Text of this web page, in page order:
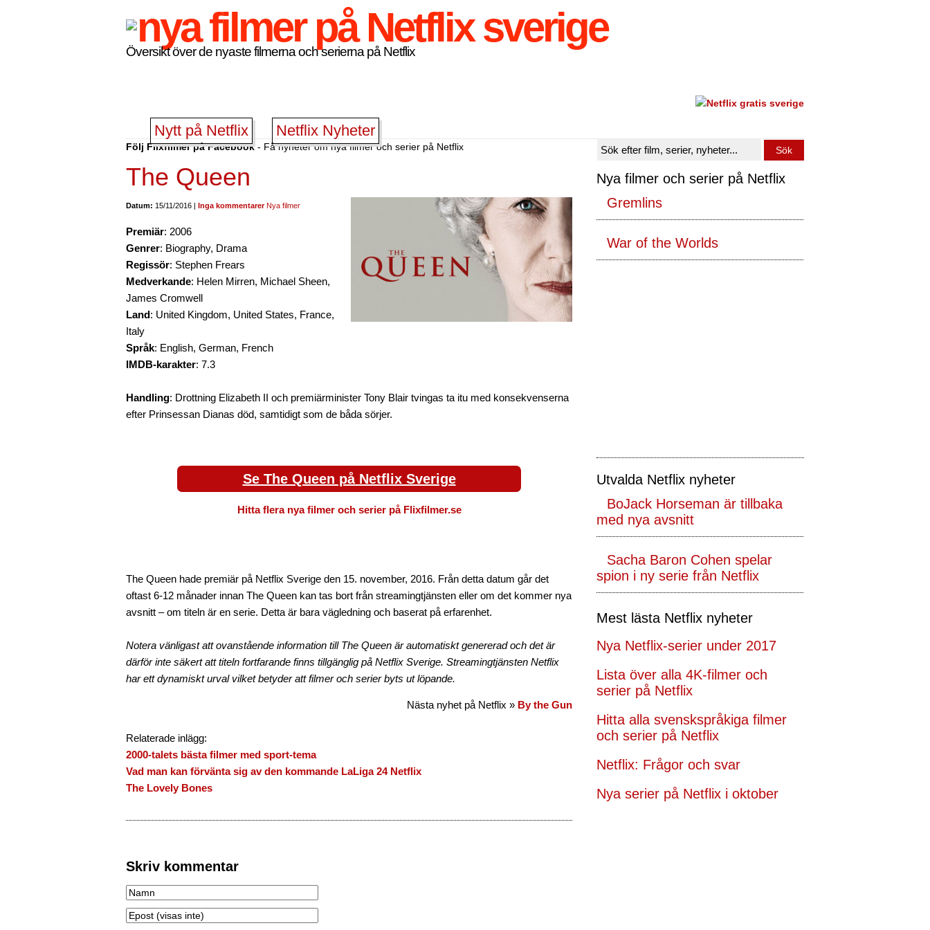
Översikt över de nyaste filmerna och serierna på Netflix
Nytt på Netflix Netflix Nyheter
Följ Flixfilmer på Facebook- Få nyheter om nya filmer och serier på Netflix
The Queen
Datum: 15/11/2016 | Inga kommentarer Nya filmer
Premiär: 2006
Genrer: Biography, Drama
Regissör: Stephen Frears
Medverkande: Helen Mirren, Michael Sheen,
James Cromwell
Land: United Kingdom, United States, France,
Italy
Språk: English, German, French
IMDB-karakter: 7.3
Handling: Drottning Elizabeth II och premiärminister Tony Blair tvingas ta itu med konsekvenserna
efter Prinsessan Dianas död, samtidigt som de båda sörjer.
Se The Queen på Netflix Sverige
Hitta flera nya filmer och serier på Flixfilmer.se
The Queen hade premiär på Netflix Sverige den 15. november, 2016. Från detta datum går det
oftast 6-12 månader innan The Queen kan tas bort från streamingtjänsten eller om det kommer nya
avsnitt – om titeln är en serie. Detta är bara vägledning och baserat på erfarenhet.
Notera vänligast att ovanstående information till The Queen är automatiskt genererad och det är
därför inte säkert att titeln fortfarande finns tillgänglig på Netflix Sverige. Streamingtjänsten Netflix
har ett dynamiskt urval vilket betyder att filmer och serier byts ut löpande.
Nästa nyhet på Netflix » By the Gun
Relaterade inlägg:
2000-talets bästa filmer med sport-tema
Vad man kan förvänta sig av den kommande LaLiga 24 Netflix
The Lovely Bones
Skriv kommentar
Nya filmer och serier på Netflix
Gremlins
War of the Worlds
Utvalda Netflix nyheter
BoJack Horseman är tillbaka
med nya avsnitt
Sacha Baron Cohen spelar
spion i ny serie från Netflix
Mest lästa Netflix nyheter
Nya Netflix-serier under 2017
Lista över alla 4K-filmer och
serier på Netflix
Hitta alla svenskspråkiga filmer
och serier på Netflix
Netflix: Frågor och svar
Nya serier på Netflix i oktober